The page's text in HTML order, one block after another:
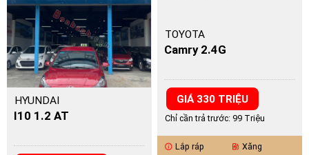
HYUNDAI
I10 1.2 AT
TOYOTA
Camry 2.4G
GIÁ 330 TRIỆU
Chỉ cần trả trước: 99 Triệu
info Lắp ráp ev_station Xăng